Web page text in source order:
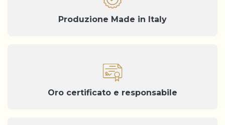
Produzione Made in Italy
Oro certificato e responsabile